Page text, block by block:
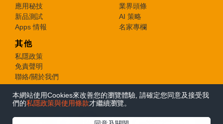
本網站使用Cookies來改善您的瀏覽體驗, 請確定您同意及接受我
們的私隱政策與使用條款才繼續瀏覽。
應用秘技
新品測試
Apps 情報
業界頭條
AI 策略
名家專欄
其他
私隱政策
免責聲明
聯絡/關於我們
© 2026 e-zone. All Rights Reserved.